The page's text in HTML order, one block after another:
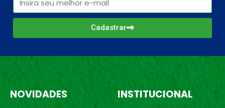
Cadastrar
NOVIDADES INSTITUCIONAL